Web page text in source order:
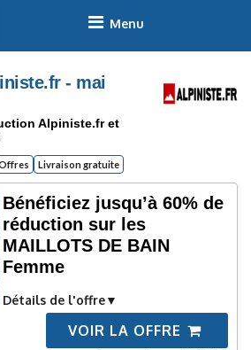
Skip
content
- mai
Alpiniste.fr et
Livraison gratuite
Bénéficiez jusqu’à 60% de
réduction sur les
MAILLOTS DE BAIN
Femme
Détails de l'offre
VOIR LA OFFRE